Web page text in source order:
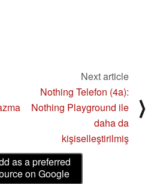
Next article
Nothing Telefon (4a):
Nothing Playground ile
daha da
kişiselleştirilmiş
⟩
as a preferred
on Google